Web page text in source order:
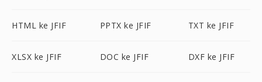
HTML ke JFIF PPTX ke JFIF TXT ke JFIF
XLSX ke JFIF DOC ke JFIF DXF ke JFIF